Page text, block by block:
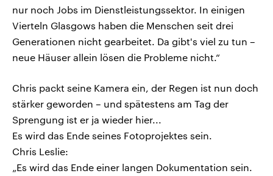
nur noch Jobs im Dienstleistungssektor. In einigen
Vierteln Glasgows haben die Menschen seit drei
Generationen nicht gearbeitet. Da gibt's viel zu tun –
neue Häuser allein lösen die Probleme nicht.“
Chris packt seine Kamera ein, der Regen ist nun doch
stärker geworden – und spätestens am Tag der
Sprengung ist er ja wieder hier...
Es wird das Ende seines Fotoprojektes sein.
Chris Leslie:
„Es wird das Ende einer langen Dokumentation sein.